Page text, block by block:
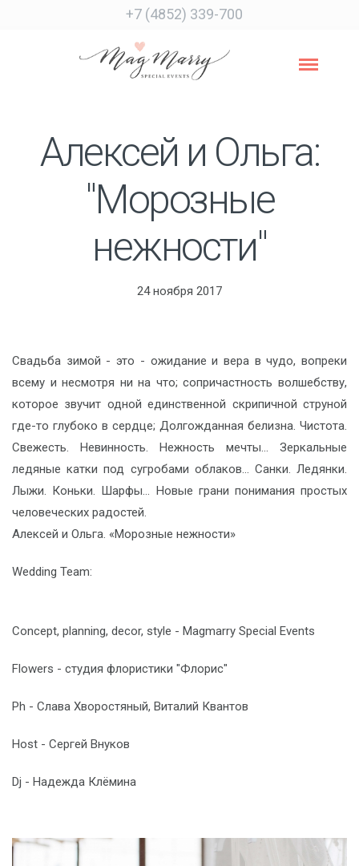
+7 (4852) 339-700
Алексей и Ольга:
"Морозные
нежности"
24 ноября 2017
Свадьба зимой -это - ожидание и вера в чудо, вопреки
всему и несмотря ни на что; сопричастность волшебству,
которое звучит одной единственной скрипичной струной
где-то глубоко в сердце; Долгожданная белизна. Чистота.
Свежесть. Невинность. Нежность мечты… Зеркальные
ледяные катки под сугробами облаков… Санки. Ледянки.
Лыжи. Коньки. Шарфы… Новые грани понимания простых
человеческих радостей.
Алексей и Ольга. «Морозные нежности»
Wedding Team:
Concept, planning, decor, style - Magmarry Special Events
Flowers - студия флористики "Флорис"
Ph - Слава Хворостяный, Виталий Квантов
Host - Сергей Внуков
Dj - Надежда Клёмина